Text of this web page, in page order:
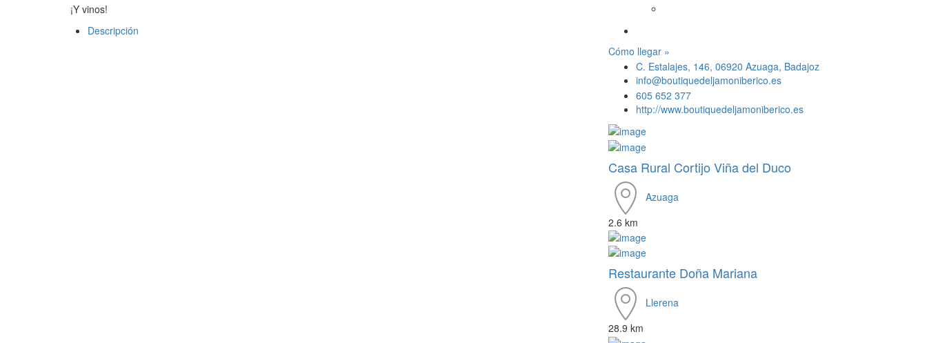
¡Y vinos!
Descripción
Cómo llegar »
C. Estalajes, 146, 06920 Azuaga, Badajoz
info@boutiquedeljamoniberico.es
605 652 377
http://www.boutiquedeljamoniberico.es
Casa Rural Cortijo Viña del Duco
Azuaga
2.6 km
Restaurante Doña Mariana
Llerena
28.9 km